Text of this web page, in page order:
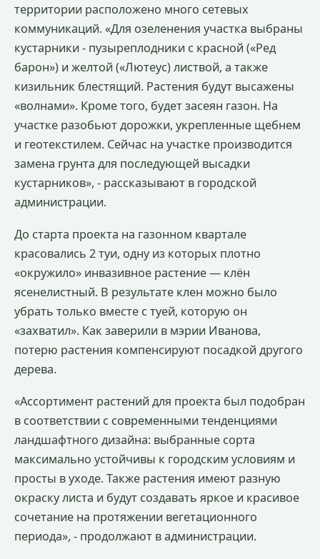
территории расположено много сетевых
коммуникаций. «Для озеленения участка выбраны
кустарники - пузыреплодники с красной («Ред
барон») и желтой («Лютеус) листвой, а также
кизильник блестящий. Растения будут высажены
«волнами». Кроме того, будет засеян газон. На
участке разобьют дорожки, укрепленные щебнем
и геотекстилем. Сейчас на участке производится
замена грунта для последующей высадки
кустарников», - рассказывают в городской
администрации.
До старта проекта на газонном квартале
красовались 2 туи, одну из которых плотно
«окружило» инвазивное растение — клён
ясенелистный. В результате клен можно было
убрать только вместе с туей, которую он
«захватил». Как заверили в мэрии Иванова,
потерю растения компенсируют посадкой другого
дерева.
«Ассортимент растений для проекта был подобран
в соответствии с современными тенденциями
ландшафтного дизайна: выбранные сорта
максимально устойчивы к городским условиям и
просты в уходе. Также растения имеют разную
окраску листа и будут создавать яркое и красивое
сочетание на протяжении вегетационного
периода», - продолжают в администрации.